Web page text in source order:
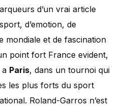
d’un vrai article
d’emotion, de
mondiale et de fascination
point fort France evident,
a Paris, dans un tournoi qui
les plus forts du sport
Roland-Garros n’est